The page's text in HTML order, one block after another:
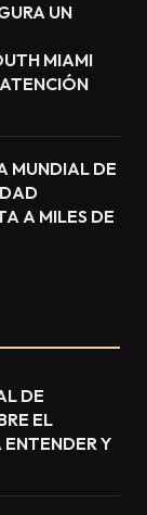
UN
MIAMI
MUNDIAL DE
A MILES DE
DE
EL
Y